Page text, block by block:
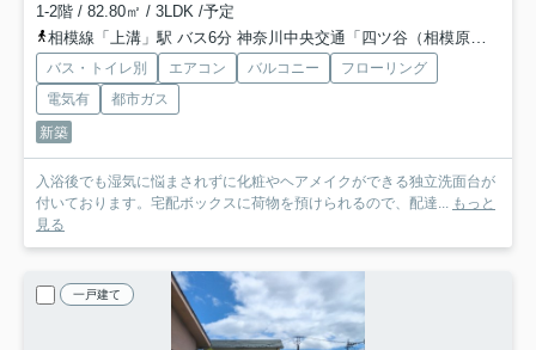
1-2階 / 82.80㎡ / 3LDK /予定
相模線「上溝」駅 バス6分 神奈川中央交通「四ツ谷（相模原市中央区）」 停歩5分
バス・トイレ別 エアコン バルコニー
フローリング
電気有
都市ガス
新築
入浴後でも湿気に悩まされずに化粧やヘアメイクができる独立洗面台が
付いております。宅配ボックスに荷物を預けられるので、配達... もっと
見る
一戸建て